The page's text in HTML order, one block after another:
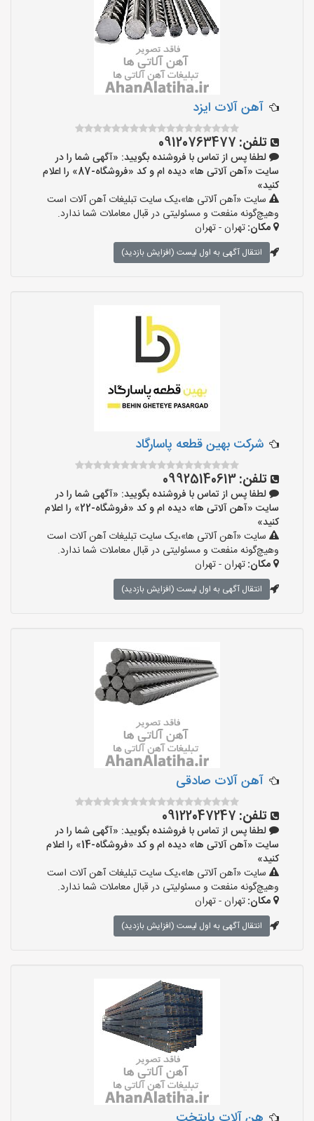
آهن آلات ایزد
تلفن: 09120763477
لطفا پس از تماس با فروشنده بگویید: «آگهی شما را در
سایت «آهن آلاتی ها» دیده ام و کد «فروشگاه-87» را اعلام
کنید»
سایت «آهن آلاتی ها»،یک سایت تبلیغات آهن آلات است
وهیچ‌گونه منفعت و مسئولیتی در قبال معاملات شما ندارد.
مکان:تهران - تهران
انتقال آگهی به اول لیست (افزایش بازدید)
شرکت بهین قطعه پاسارگاد
تلفن:09925140613
لطفا پس از تماس با فروشنده بگویید: «آگهی شما را در
سایت «آهن آلاتی ها» دیده ام و کد «فروشگاه-22» را اعلام
کنید»
سایت «آهن آلاتی ها»،یک سایت تبلیغات آهن آلات است
وهیچ‌گونه منفعت و مسئولیتی در قبال معاملات شما ندارد.
مکان:تهران - تهران
انتقال آگهی به اول لیست (افزایش بازدید)
آهن آلات صادقی
تلفن: 09122047247
لطفا پس از تماس با فروشنده بگویید: «آگهی شما را در
سایت «آهن آلاتی ها» دیده ام و کد «فروشگاه-14» را اعلام
کنید»
سایت «آهن آلاتی ها»،یک سایت تبلیغات آهن آلات است
وهیچ‌گونه منفعت و مسئولیتی در قبال معاملات شما ندارد.
مکان:تهران - تهران
انتقال آگهی به اول لیست (افزایش بازدید)